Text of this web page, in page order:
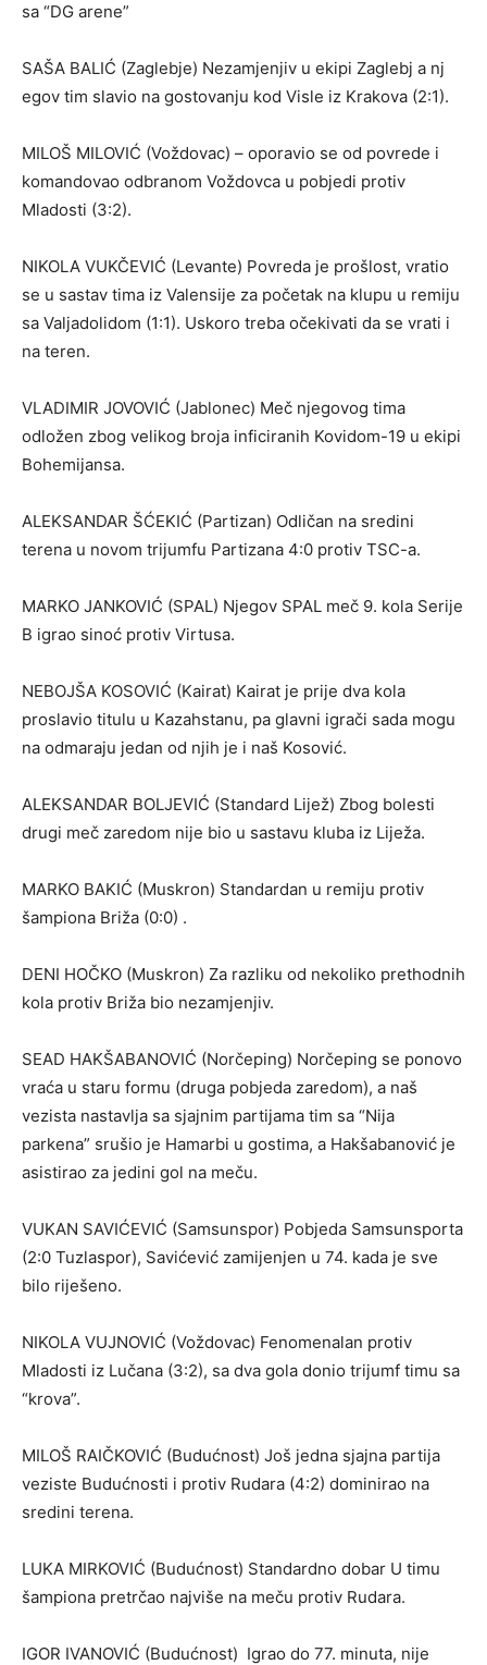
sa “DG arene”
SAŠA BALIĆ (Zaglebje) Nezamjenjiv u ekipi Zaglebj a nj
egov tim slavio na gostovanju kod Visle iz Krakova (2:1).
MILOŠ MILOVIĆ (Voždovac) – oporavio se od povrede i
komandovao odbranom Voždovca u pobjedi protiv
Mladosti (3:2).
NIKOLA VUKČEVIĆ (Levante) Povreda je prošlost, vratio
se u sastav tima iz Valensije za početak na klupu u remiju
sa Valjadolidom (1:1). Uskoro treba očekivati da se vrati i
na teren.
VLADIMIR JOVOVIĆ (Jablonec) Meč njegovog tima
odložen zbog velikog broja inficiranih Kovidom-19 u ekipi
Bohemijansa.
ALEKSANDAR ŠĆEKIĆ (Partizan) Odličan na sredini
terena u novom trijumfu Partizana 4:0 protiv TSC-a.
MARKO JANKOVIĆ (SPAL) Njegov SPAL meč 9. kola Serije
B igrao sinoć protiv Virtusa.
NEBOJŠA KOSOVIĆ (Kairat) Kairat je prije dva kola
proslavio titulu u Kazahstanu, pa glavni igrači sada mogu
na odmaraju jedan od njih je i naš Kosović.
ALEKSANDAR BOLJEVIĆ (Standard Lijež) Zbog bolesti
drugi meč zaredom nije bio u sastavu kluba iz Liježa.
MARKO BAKIĆ (Muskron) Standardan u remiju protiv
šampiona Briža (0:0) .
DENI HOČKO (Muskron) Za razliku od nekoliko prethodnih
kola protiv Briža bio nezamjenjiv.
SEAD HAKŠABANOVIĆ (Norčeping) Norčeping se ponovo
vraća u staru formu (druga pobjeda zaredom), a naš
vezista nastavlja sa sjajnim partijama tim sa “Nija
parkena” srušio je Hamarbi u gostima, a Hakšabanović je
asistirao za jedini gol na meču.
VUKAN SAVIĆEVIĆ (Samsunspor) Pobjeda Samsunsporta
(2:0 Tuzlaspor), Savićević zamijenjen u 74. kada je sve
bilo riješeno.
NIKOLA VUJNOVIĆ (Voždovac) Fenomenalan protiv
Mladosti iz Lučana (3:2), sa dva gola donio trijumf timu sa
“krova”.
MILOŠ RAIČKOVIĆ (Budućnost) Još jedna sjajna partija
veziste Budućnosti i protiv Rudara (4:2) dominirao na
sredini terena.
LUKA MIRKOVIĆ (Budućnost) Standardno dobar U timu
šampiona pretrčao najviše na meču protiv Rudara.
IGOR IVANOVIĆ (Budućnost) Igrao do 77. minuta, nije